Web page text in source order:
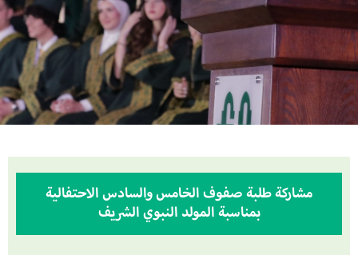
مشاركة طلبة صفوف الخامس والسادس الاحتفالية
بمناسبة المولد النبوي الشريف